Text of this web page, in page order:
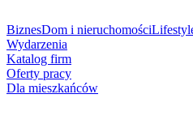
BiznesDom i nieruchomości
Wydarzenia
Katalog firm
Oferty pracy
Dla mieszkańców